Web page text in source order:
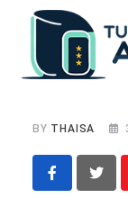
content
BY THAISA